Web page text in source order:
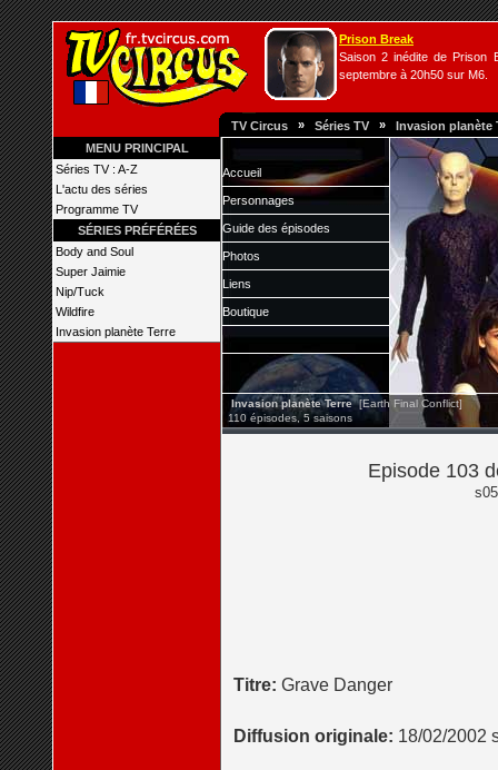
Prison Break
Saison 2 inédite de Prison
septembre à 20h50 sur M6.
TV Circus » Séries TV » Invasion planète
MENU PRINCIPAL
Séries TV : A-Z
L'actu des séries
Programme TV
SÉRIES PRÉFÉRÉES
Body and Soul
Super Jaimie
Nip/Tuck
Wildfire
Invasion planète Terre
Accueil
Personnages
Guide des épisodes
Photos
Liens
Boutique
Invasion planète Terre [Earth Final Conflict]
110 épisodes, 5 saisons
Episode 103
Titre: Grave Danger
Diffusion originale: 18/02/2002